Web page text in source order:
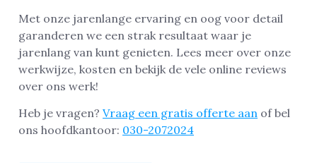
Met onze jarenlange ervaring en oog voor detail
garanderen we een strak resultaat waar je
jarenlang van kunt genieten. Lees meer over onze
werkwijze, kosten en bekijk de vele online reviews
over ons werk!
Heb je vragen? Vraag een gratis offerte aan of bel
ons hoofdkantoor: 030-2072024